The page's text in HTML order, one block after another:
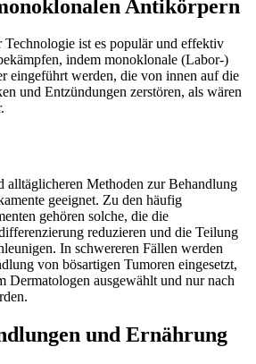
Antikörpern
ist es populär und effektiv
indem monoklonale (Labor-)
eingeführt werden, die von innen auf die
und Entzündungen zerstören, als wären
alltäglicheren Methoden zur Behandlung
geeignet. Zu den häufig
gehören solche, die die
reduzieren und die Teilung
In schwereren Fällen werden
von bösartigen Tumoren eingesetzt,
Dermatologen ausgewählt und nur nach
und Ernährung